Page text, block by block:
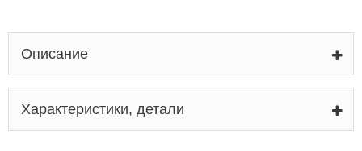
Описание
Характеристики, детали